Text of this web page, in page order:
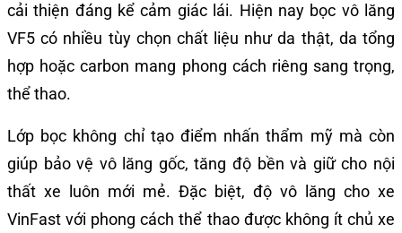
cải thiện đáng kể cảm giác lái. Hiện nay bọc vô lăng
VF5 có nhiều tùy chọn chất liệu như da thật, da tổng
hợp hoặc carbon mang phong cách riêng sang trọng,
thể thao.
Lớp bọc không chỉ tạo điểm nhấn thẩm mỹ mà còn
giúp bảo vệ vô lăng gốc, tăng độ bền và giữ cho nội
thất xe luôn mới mẻ. Đặc biệt, độ vô lăng cho xe
VinFast với phong cách thể thao được không ít chủ xe